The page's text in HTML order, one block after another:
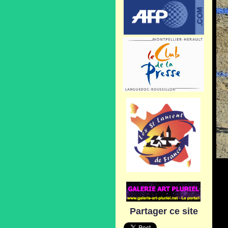
Partager ce site